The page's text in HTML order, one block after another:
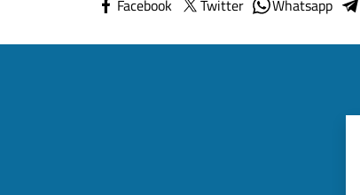
Facebook Twitter Whatsapp